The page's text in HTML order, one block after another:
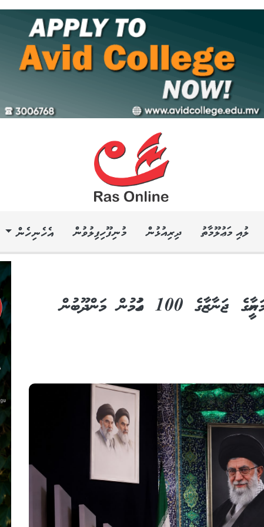
ލުއި މަޢުލޫމާތު ދިރިއުޅުން މުނިފޫހިފިލުވުން އެހެނިހެން
އީރާނުގެ ރޫޙާނީ ލީޑަރު އާޔަތުލްއަހް އަލީ ޚާމަނާއީގެ ޖަނާޒާގެ 100 ގައުމުން މަންދޫބުން